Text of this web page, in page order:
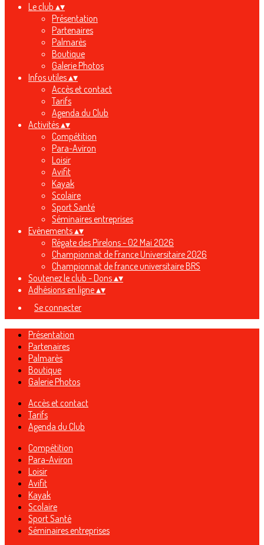
Le club ▴▾
Présentation
Partenaires
Palmarès
Boutique
Galerie Photos
Infos utiles▴▾
Accès et contact
Tarifs
Agenda du Club
Activités▴▾
Compétition
Para-Aviron
Loisir
Avifit
Kayak
Scolaire
Sport Santé
Séminaires entreprises
Evènements▴▾
Régate des Pirelons - 02 Mai 2026
Championnat de France Universitaire 2026
Championnat de france universitaire BRS
Soutenez le club - Dons▴▾
Adhésions en ligne▴▾
Se connecter
Présentation
Partenaires
Palmarès
Boutique
Galerie Photos
Accès et contact
Tarifs
Agenda du Club
Compétition
Para-Aviron
Loisir
Avifit
Kayak
Scolaire
Sport Santé
Séminaires entreprises